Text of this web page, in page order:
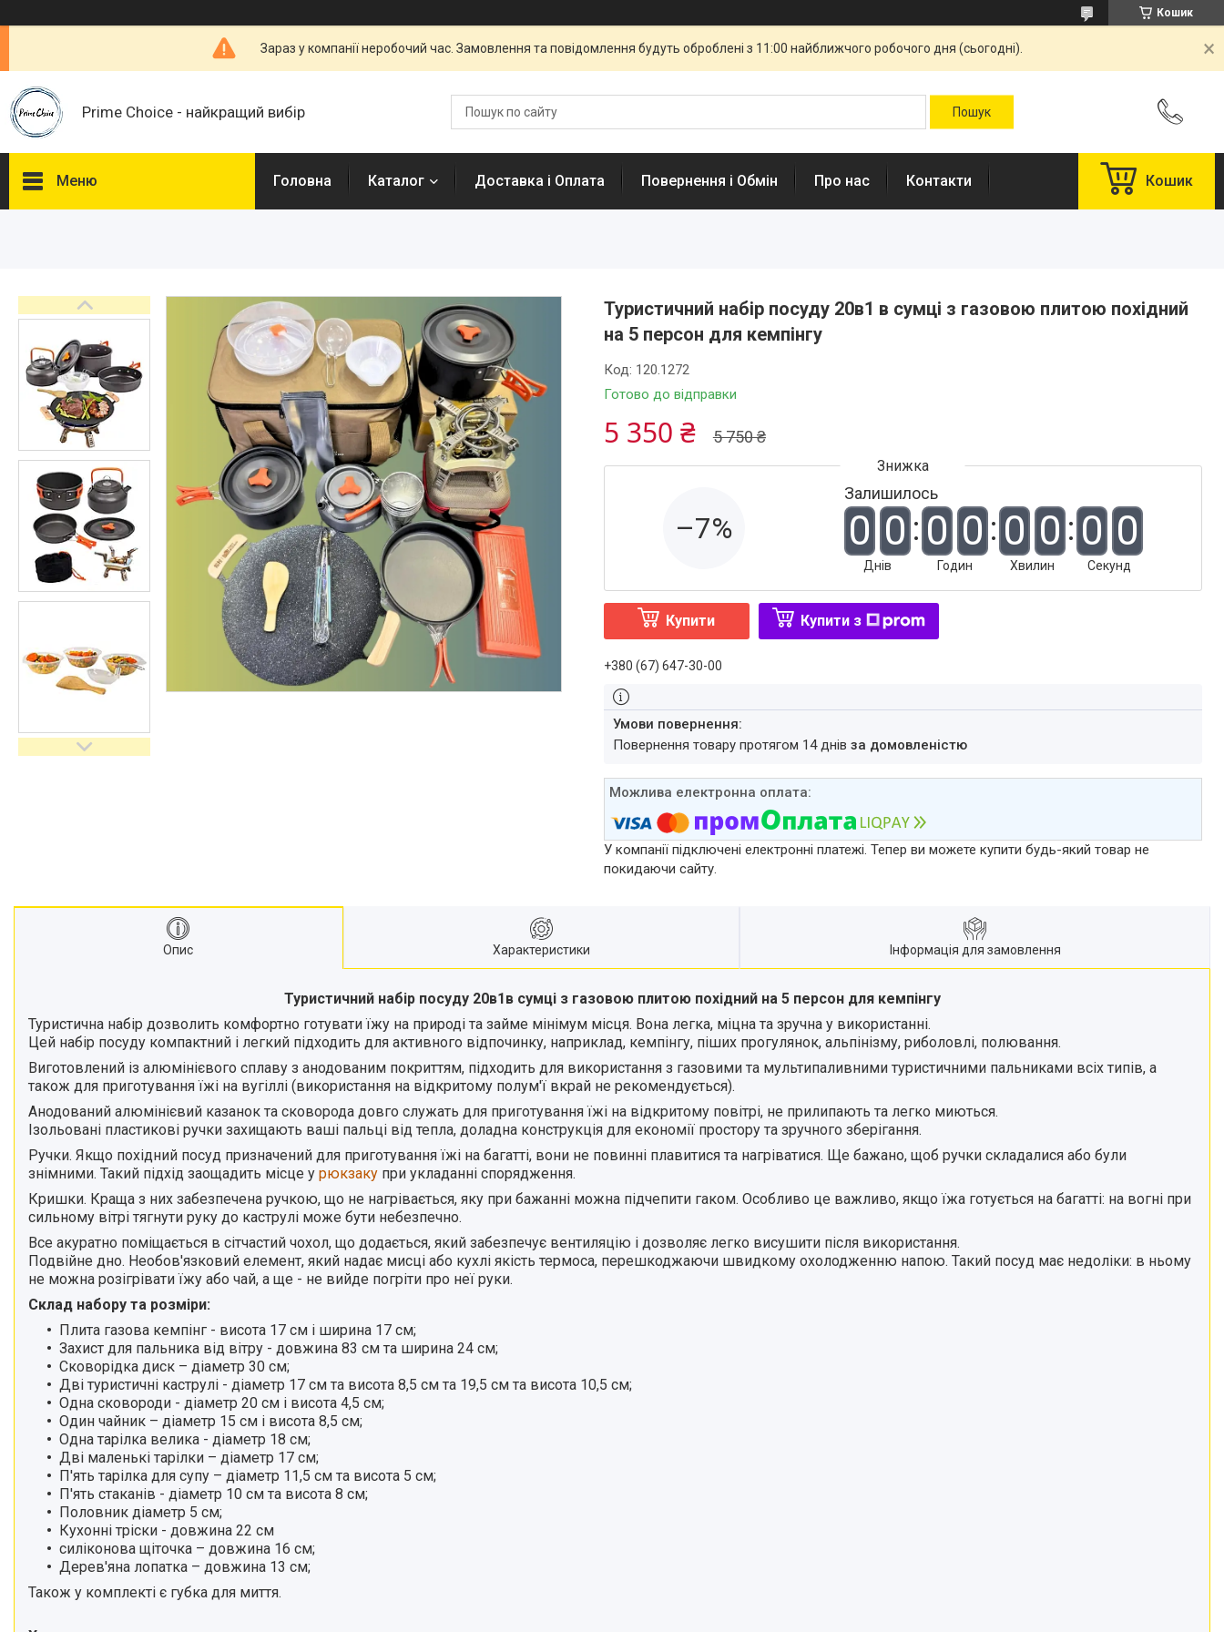
Кошик
Зараз у компанії неробочий час. Замовлення та повідомлення будуть оброблені з 11:00 найближчого робочого дня (сьогодні).
Prime Choice - найкращий вибір
Меню
Договір публічної оферти
Відгуки
Головна Каталог Доставка і Оплата Повернення і Обмін Про нас Контакти Кошик
Туристичний набір посуду 20в1 в сумці з газовою плитою похідний
на 5 персон для кемпінгу
Готово до відправки
Код: 120.1272
5 750 ₴
5 350 ₴
–7%
Залишилось
0 0
Днів
0 0
Годин
0 0
Хвилин
0 0
Секунд
Купити Купити з
+380 (67) 647-30-00
повернення товару протягом 14 днів за домовленістю
У компанії підключені електронні платежі. Тепер ви можете купити будь-який товар не
покидаючи сайту.
Опис Характеристики Інформація для замовлення
Туристичний набір посуду 20в1в сумціз газовою плитою похідний на 5 персон для кемпінгу
Туристична набір дозволить комфортно готувати їжу на природі та займе мінімум місця. Вона легка, міцна та зручна у використанні.
Цей набір посуду компактний і легкий підходить для активного відпочинку, наприклад, кемпінгу, піших прогулянок, альпінізму, риболовлі, полювання.
Виготовлений із алюмінієвого сплаву з анодованим покриттям, підходить для використання з газовими та мультипаливними туристичними пальниками всіх типів, а
також для приготування їжі на вугіллі (використання на відкритому полум'ї вкрай не рекомендується).
Анодований алюмінієвий казанок та сковорода довго служать для приготування їжі на відкритому повітрі, не прилипають та легко миються.
Ізольовані пластикові ручки захищають ваші пальці від тепла, доладна конструкція для економії простору та зручного зберігання.
Ручки. Якщо похідний посуд призначений для приготування їжі на багатті, вони не повинні плавитися та нагріватися. Ще бажано, щоб ручки складалися або були
знімними. Такий підхід заощадить місце у рюкзаку при укладанні спорядження.
Кришки. Краща з них забезпечена ручкою, що не нагрівається, яку при бажанні можна підчепити гаком. Особливо це важливо, якщо їжа готується на багатті: на вогні при
сильному вітрі тягнути руку до каструлі може бути небезпечно.
Все акуратно поміщається в сітчастий чохол, що додається, який забезпечує вентиляцію і дозволяє легко висушити після використання.
Подвійне дно. Необов'язковий елемент, який надає мисці або кухлі якість термоса, перешкоджаючи швидкому охолодженню напою. Такий посуд має недоліки: в ньому
не можна розігрівати їжу або чай, а ще - не вийде погріти про неї руки.
Склад набору та розміри:
Плита газова кемпінг - висота 17 см і ширина 17 см;
Захист для пальника від вітру - довжина 83 см та ширина 24 см;
Сковорідка диск – діаметр 30 см;
Дві туристичні каструлі - діаметр 17 см та висота 8,5 см та 19,5 см та висота 10,5 см;
Одна сковороди - діаметр 20 см і висота 4,5 см;
Один чайник – діаметр 15 см і висота 8,5 см;
Одна тарілка велика - діаметр 18 см;
Дві маленькі тарілки – діаметр 17 см;
П'ять тарілка для супу – діаметр 11,5 см та висота 5 см;
П'ять стаканів - діаметр 10 см та висота 8 см;
Половник діаметр 5 см;
Кухонні тріски - довжина 22 см
силіконова щіточка – довжина 16 см;
Дерев'яна лопатка – довжина 13 см;
Також у комплекті є губка для миття.